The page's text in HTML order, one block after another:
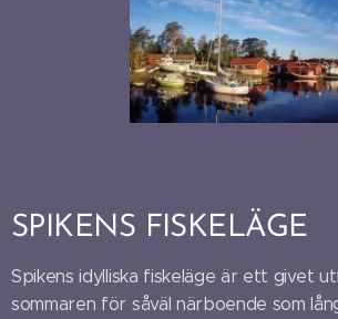
SPIKENS FISKELÄGE
Spikens idylliska fiskeläge är ett givet
sommaren för såväl närboende som